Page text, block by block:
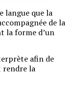
langue que la
de la
la forme d’un
afin de
rendre la